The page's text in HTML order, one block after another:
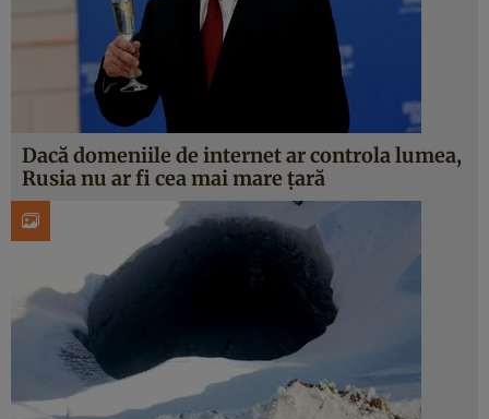
Dacă domeniile de internet ar controla lumea,
Rusia nu ar fi cea mai mare ţară